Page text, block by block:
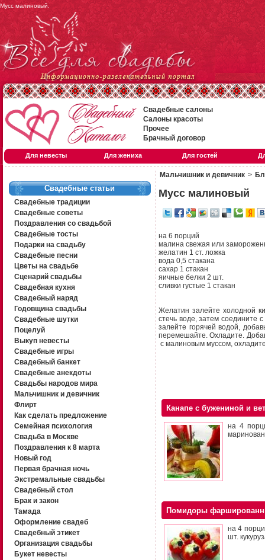
Мусс малиновый.
Свадебные салоны
Салоны красоты
Прочее
Брачный договор
Для невесты Для жениха Для гостей
Свадебные статьи
Свадебные традиции
Свадебные советы
Поздравления со свадьбой
Свадебные тосты
Подарки на свадьбу
Свадебные песни
Цветы на свадьбе
Сценарий свадьбы
Свадебная кухня
Свадебный наряд
Годовщина свадьбы
Свадебные шутки
Поцелуй
Выкуп невесты
Свадебные игры
Свадебный банкет
Свадебные анекдоты
Свадьбы народов мира
Мальчишник и девичник
Флирт
Как сделать предложение
Семейная психология
Свадьба в Москве
Поздравления к 8 марта
Новый год
Первая брачная ночь
Экстремальные свадьбы
Свадебный стол
Брак и закон
Тамада
Оформление свадеб
Свадебный этикет
Организация свадьбы
Букет невесты
Мальчишник и девичник >
Мусс малиновый
на 6 порций
малина свежая или
желатин 1 ст. ложка
вода 0,5 стакана
сахар 1 стакан
яичные белки 2 шт.
сливки густые 1 стакан
Желатин залейте холодной
стечь воде, затем соедините
залейте горячей водой,
перемешайте. Охладите.
с малиновым муссом,
Канапе с бужениной и
на 4
Помидоры
на 4
шт.